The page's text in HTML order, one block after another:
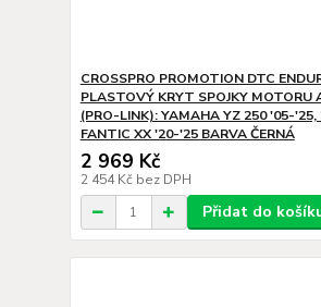
CROSSPRO PROMOTION DTC
PLASTOVÝ KRYT SPOJKY MOTORU
(PRO-LINK): YAMAHA YZ 250 '05-
FANTIC XX '20-'25 BARVA ČERNÁ
2 969 Kč
2 454 Kč bez DPH
Přidat do